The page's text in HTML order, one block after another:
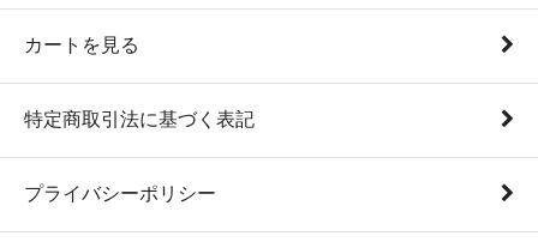
カートを見る
特定商取引法に基づく表記
プライバシーポリシー